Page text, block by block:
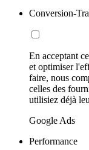
Conversion-
En acceptant
et optimiser
faire, nous
celles des
utilisiez déjà
Google Ads
Performance